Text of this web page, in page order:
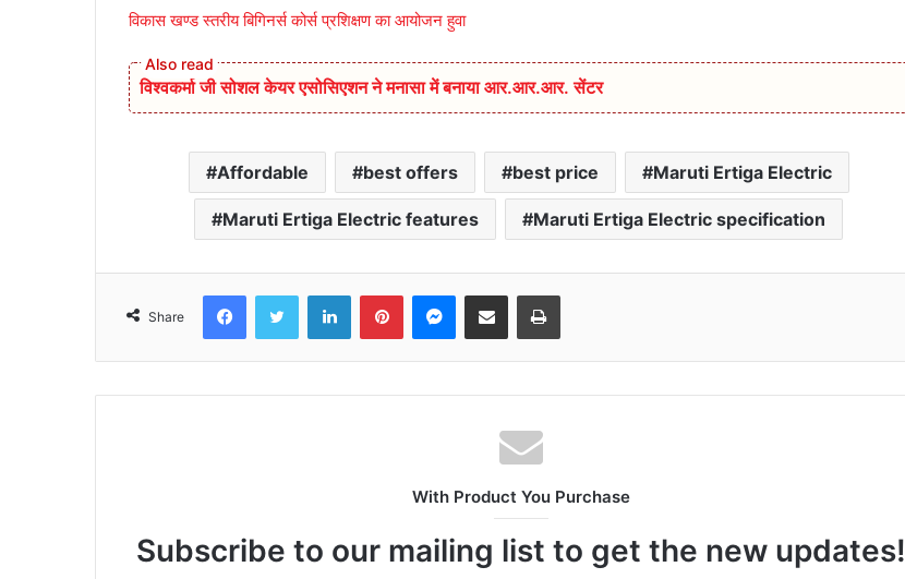
विकास खण्ड स्तरीय बिगिनर्स कोर्स प्रशिक्षण का आयोजन हुवा
विश्वकर्मा जी सोशल केयर एसोसिएशन ने मनासा में बनाया आर.आर.आर. सेंटर
Affordable best offers best price Maruti Ertiga Electric
Maruti Ertiga Electric features Maruti Ertiga Electric specification
Share
FacebookTwitter LinkedInPinterestMessenger
Share via Email Print
With Product You Purchase
Subscribe to our mailing list to get the new updates!